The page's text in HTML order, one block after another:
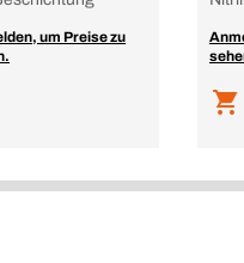
um Preise zu